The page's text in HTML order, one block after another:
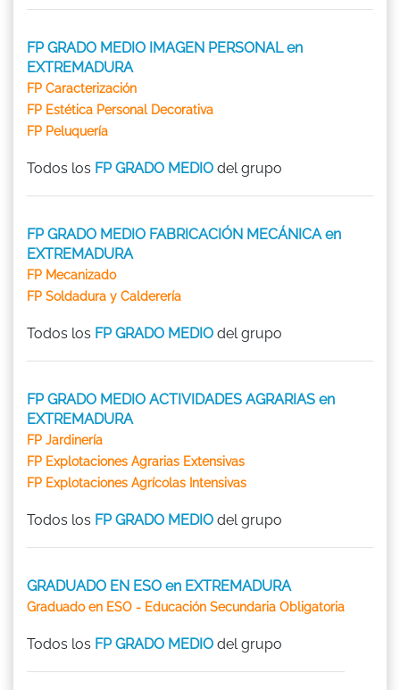
FP GRADO MEDIO IMAGEN PERSONAL en
EXTREMADURA
FP Caracterización
FP Estética Personal Decorativa
FP Peluquería
Todos los FP GRADO MEDIO del grupo
FP GRADO MEDIO FABRICACIÓN MECÁNICA en
EXTREMADURA
FP Mecanizado
FP Soldadura y Calderería
Todos los FP GRADO MEDIO del grupo
FP GRADO MEDIO ACTIVIDADES AGRARIAS en
EXTREMADURA
FP Jardinería
FP Explotaciones Agrarias Extensivas
FP Explotaciones Agrícolas Intensivas
Todos los FP GRADO MEDIO del grupo
GRADUADO EN ESO en EXTREMADURA
Graduado en ESO - Educación Secundaria Obligatoria
Todos los FP GRADO MEDIO del grupo